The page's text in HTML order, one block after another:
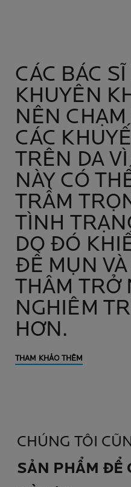
CÁC BÁC
KHUYÊN
NÊN CHẠM
CÁC
TRÊN DA
NÀY CÓ
TRẦM
TÌNH
DO ĐÓ
ĐỀ MỤN VÀ
THÂM TRỞ
NGHIÊM
HƠN.
THAM KHẢO THÊM
CHÚNG TÔI
SẢN PHẨM ĐỂ